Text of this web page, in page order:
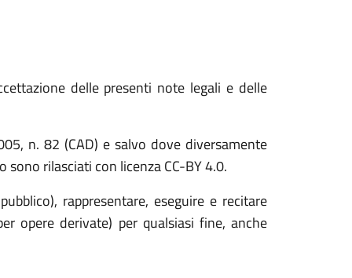
delle presenti note legali e delle
n. 82 (CAD) e salvo dove diversamente
rilasciati con licenza CC-BY 4.0.
rappresentare, eseguire e recitare
opere derivate) per qualsiasi fine, anche